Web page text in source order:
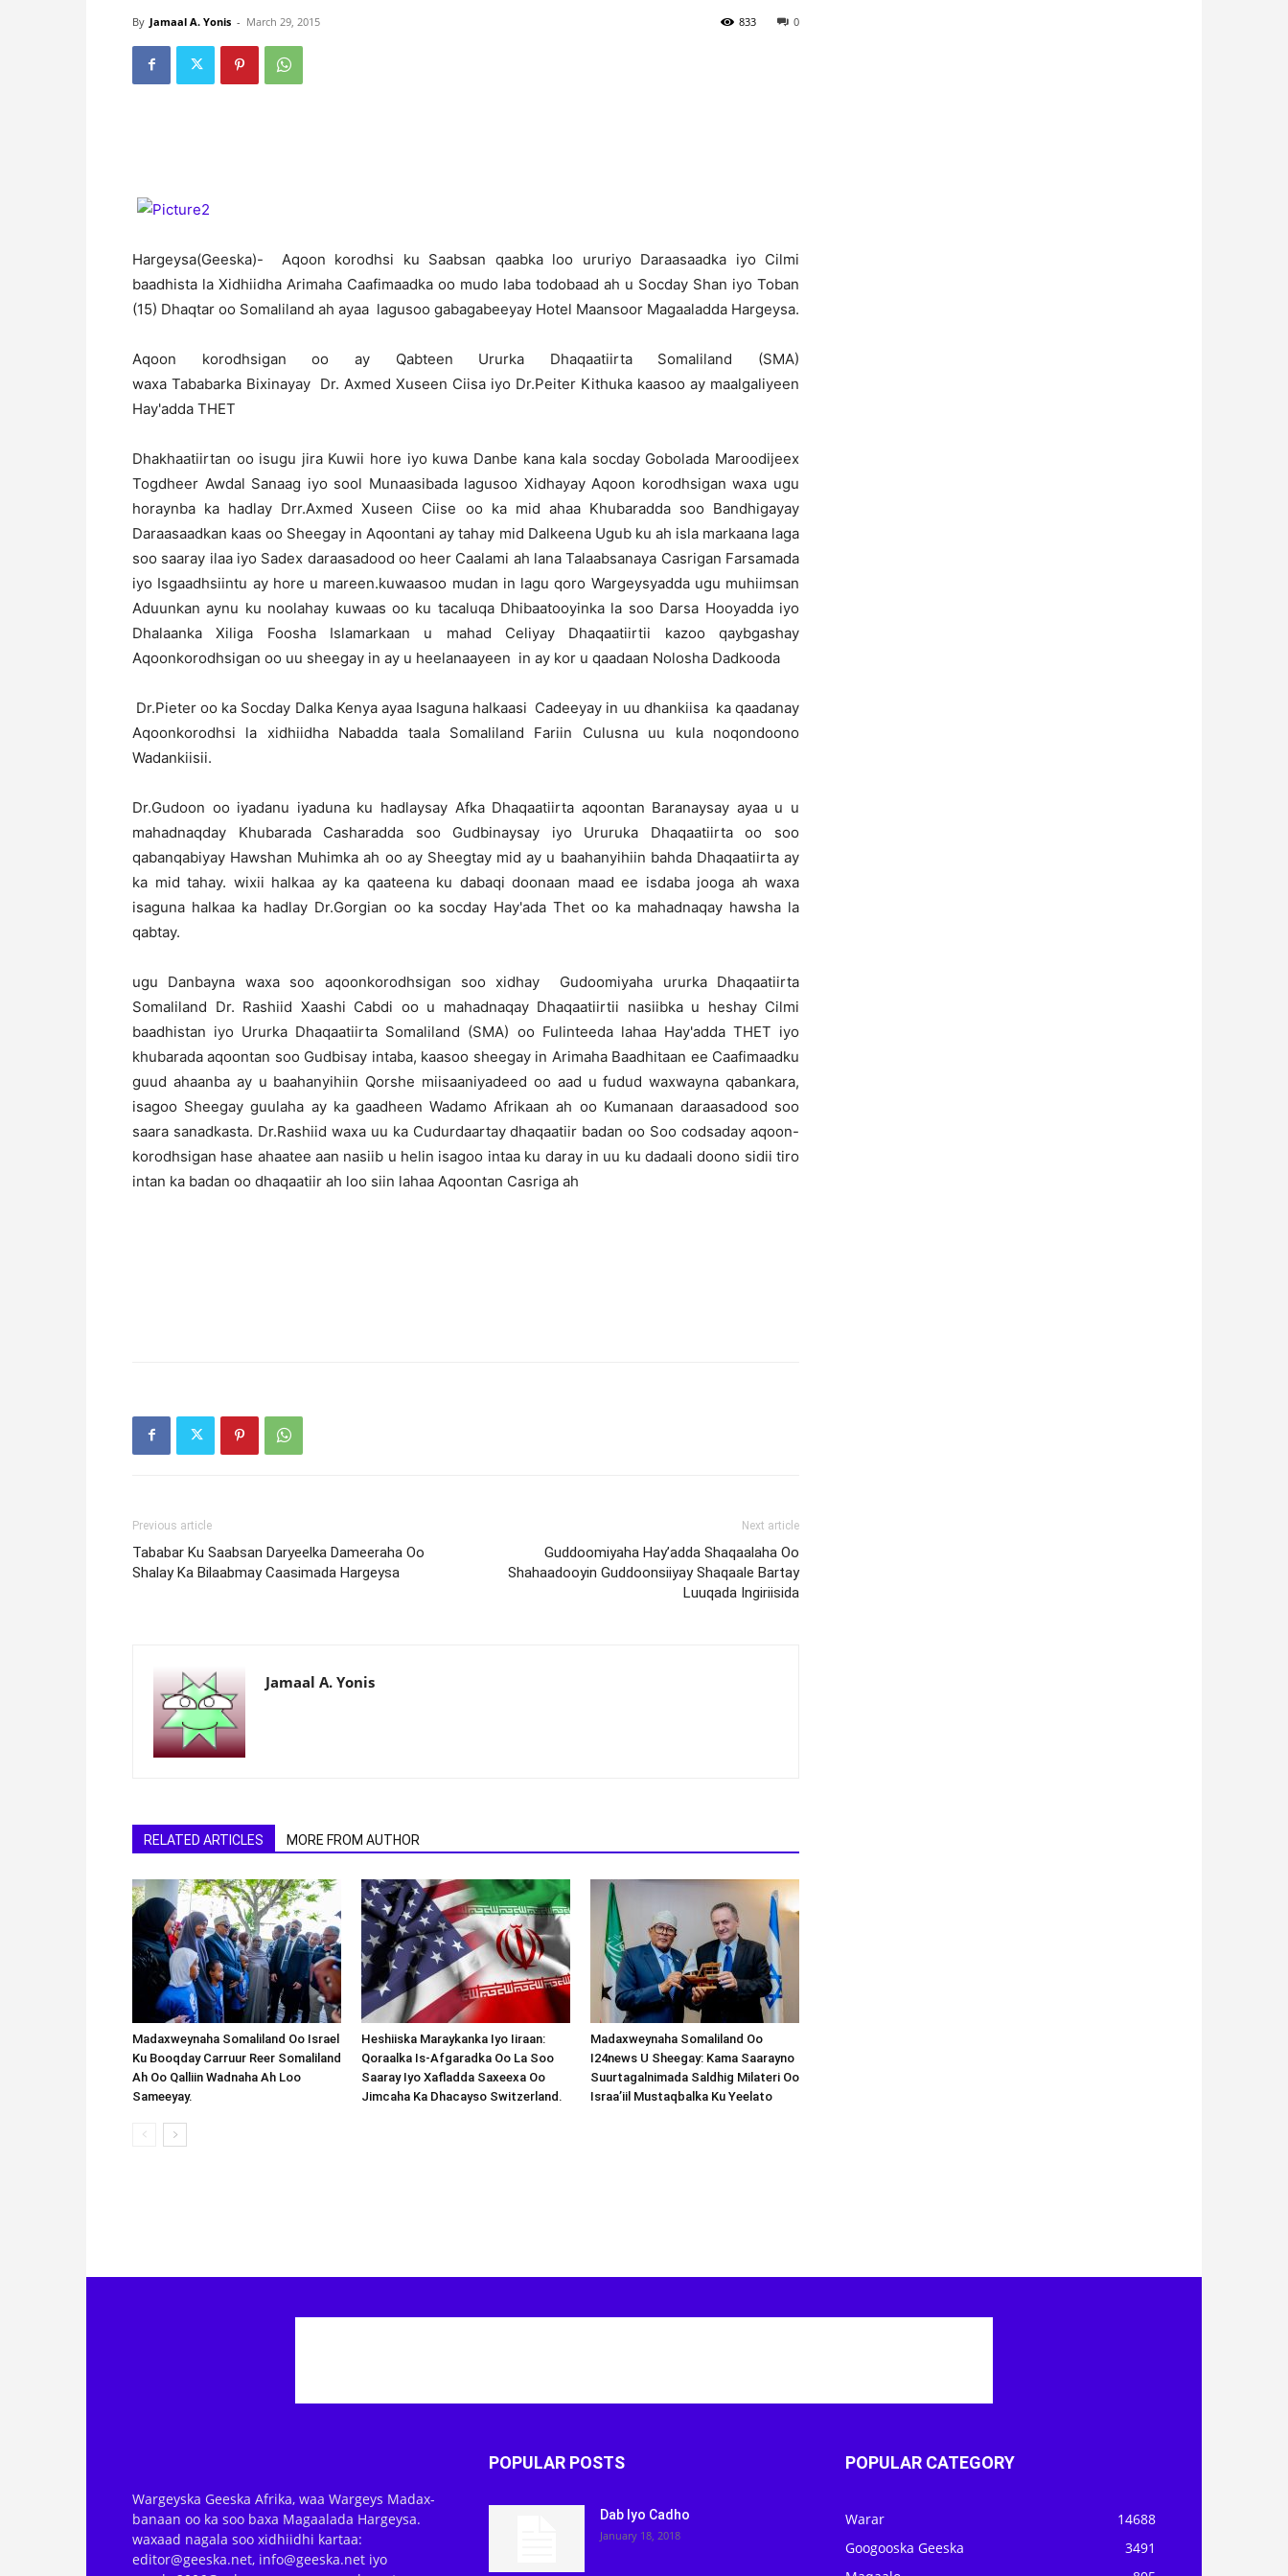
By Jamaal A. Yonis - March 29, 2015 0
833
Hargeysa(Geeska)- Aqoon korodhsi ku Saabsan qaabka loo ururiyo Daraasaadka iyo Cilmi
baadhista la Xidhiidha Arimaha Caafimaadka oo mudo laba todobaad ah u Socday Shan iyo Toban
(15) Dhaqtar oo Somaliland ah ayaa lagusoo gabagabeeyay Hotel Maansoor Magaaladda Hargeysa.
Aqoon korodhsigan oo ay Qabteen Ururka Dhaqaatiirta Somaliland (SMA)
waxa Tababarka Bixinayay Dr. Axmed Xuseen Ciisa iyo Dr.Peiter Kithuka kaasoo ay maalgaliyeen
Hay'adda THET
Dhakhaatiirtan oo isugu jira Kuwii hore iyo kuwa Danbe kana kala socday Gobolada Maroodijeex
Togdheer Awdal Sanaag iyo sool Munaasibada lagusoo Xidhayay Aqoon korodhsigan waxa ugu
horaynba ka hadlay Drr.Axmed Xuseen Ciise oo ka mid ahaa Khubaradda soo Bandhigayay
Daraasaadkan kaas oo Sheegay in Aqoontani ay tahay mid Dalkeena Ugub ku ah isla markaana laga
soo saaray ilaa iyo Sadex daraasadood oo heer Caalami ah lana Talaabsanaya Casrigan Farsamada
iyo Isgaadhsiintu ay hore u mareen.kuwaasoo mudan in lagu qoro Wargeysyadda ugu muhiimsan
Aduunkan aynu ku noolahay kuwaas oo ku tacaluqa Dhibaatooyinka la soo Darsa Hooyadda iyo
Dhalaanka Xiliga Foosha Islamarkaan u mahad Celiyay Dhaqaatiirtii kazoo qaybgashay
Aqoonkorodhsigan oo uu sheegay in ay u heelanaayeen in ay kor u qaadaan Nolosha Dadkooda
Dr.Pieter oo ka Socday Dalka Kenya ayaa Isaguna halkaasi Cadeeyay in uu dhankiisa ka qaadanay
Aqoonkorodhsi la xidhiidha Nabadda taala Somaliland Fariin Culusna uu kula noqondoono
Wadankiisii.
Dr.Gudoon oo iyadanu iyaduna ku hadlaysay Afka Dhaqaatiirta aqoontan Baranaysay ayaa u u
mahadnaqday Khubarada Casharadda soo Gudbinaysay iyo Ururuka Dhaqaatiirta oo soo
qabanqabiyay Hawshan Muhimka ah oo ay Sheegtay mid ay u baahanyihiin bahda Dhaqaatiirta ay
ka mid tahay. wixii halkaa ay ka qaateena ku dabaqi doonaan maad ee isdaba jooga ah waxa
isaguna halkaa ka hadlay Dr.Gorgian oo ka socday Hay'ada Thet oo ka mahadnaqay hawsha la
qabtay.
ugu Danbayna waxa soo aqoonkorodhsigan soo xidhay Gudoomiyaha ururka Dhaqaatiirta
Somaliland Dr. Rashiid Xaashi Cabdi oo u mahadnaqay Dhaqaatiirtii nasiibka u heshay Cilmi
baadhistan iyo Ururka Dhaqaatiirta Somaliland (SMA) oo Fulinteeda lahaa Hay'adda THET iyo
khubarada aqoontan soo Gudbisay intaba, kaasoo sheegay in Arimaha Baadhitaan ee Caafimaadku
guud ahaanba ay u baahanyihiin Qorshe miisaaniyadeed oo aad u fudud waxwayna qabankara,
isagoo Sheegay guulaha ay ka gaadheen Wadamo Afrikaan ah oo Kumanaan daraasadood soo
saara sanadkasta. Dr.Rashiid waxa uu ka Cudurdaartay dhaqaatiir badan oo Soo codsaday aqoon-
korodhsigan hase ahaatee aan nasiib u helin isagoo intaa ku daray in uu ku dadaali doono sidii tiro
intan ka badan oo dhaqaatiir ah loo siin lahaa Aqoontan Casriga ah
Previous article
Tababar Ku Saabsan Daryeelka Dameeraha Oo
Shalay Ka Bilaabmay Caasimada Hargeysa
Next article
Guddoomiyaha Hay’adda Shaqaalaha Oo
Shahaadooyin Guddoonsiiyay Shaqaale Bartay
Luuqada Ingiriisida
Jamaal A. Yonis
RELATED ARTICLES MORE FROM AUTHOR
Madaxweynaha Somaliland Oo Israel
Ku Booqday Carruur Reer Somaliland
Ah Oo Qalliin Wadnaha Ah Loo
Sameeyay.
Heshiiska Maraykanka Iyo Iiraan:
Qoraalka Is-Afgaradka Oo La Soo
Saaray Iyo Xafladda Saxeexa Oo
Jimcaha Ka Dhacayso Switzerland.
Madaxweynaha Somaliland Oo
I24news U Sheegay: Kama Saarayno
Suurtagalnimada Saldhig Milateri Oo
Israa’iil Mustaqbalka Ku Yeelato
Wargeyska Geeska Afrika, waa Wargeys Madax-
banaan oo ka soo baxa Magaalada Hargeysa.
waxaad nagala soo xidhiidhi kartaa:
editor@geeska.net, info@geeska.net iyo
POPULAR POSTS
Dab Iyo Cadho
January 18, 2018
POPULAR CATEGORY
Warar
14688
Googooska Geeska
3491